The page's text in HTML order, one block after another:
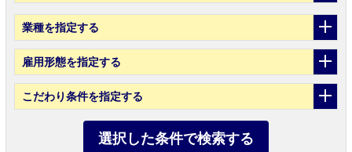
業種を指定する
雇用形態を指定する
こだわり条件を指定する
選択した条件で検索する